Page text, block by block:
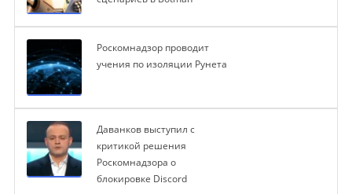
Роскомнадзор проводит
учения по изоляции Рунета
Даванков выступил с
критикой решения
Роскомнадзора о
блокировке Discord